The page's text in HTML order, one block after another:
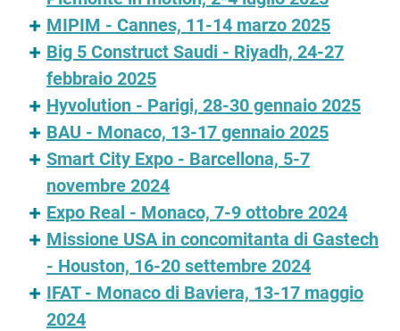
MIPIM - Cannes, 11-14 marzo 2025
Big 5 Construct Saudi - Riyadh, 24-27
febbraio 2025
Hyvolution - Parigi, 28-30 gennaio 2025
BAU - Monaco, 13-17 gennaio 2025
Smart City Expo - Barcellona, 5-7
novembre 2024
Expo Real - Monaco, 7-9 ottobre 2024
Missione USA in concomitanta di Gastech
- Houston, 16-20 settembre 2024
IFAT - Monaco di Baviera, 13-17 maggio
2024